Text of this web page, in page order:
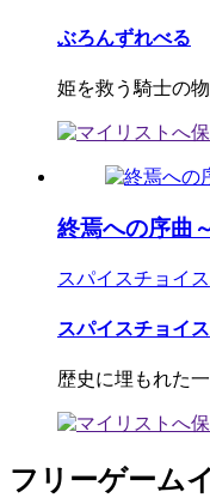
ぶろんずれべる
姫を救う騎士の
終焉への序曲
スパイスチョイス
スパイスチョイス
歴史に埋もれた
フリーゲーム